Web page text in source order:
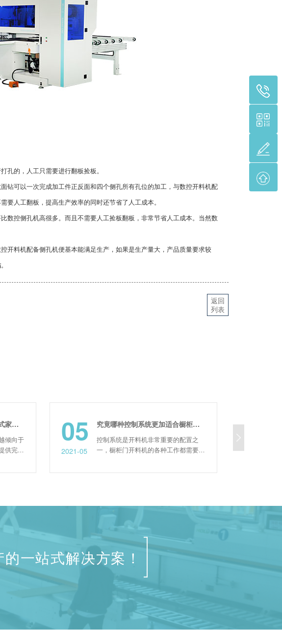
的，人工只需要进行翻板捡板。
可以一次完成加工件正反面和四个侧孔所有孔位的加工，与数控开料机配
要人工翻板，提高生产效率的同时还节省了人工成本。
控侧孔机高很多。而且不需要人工捡板翻板，非常节省人工成本。当然数
料机配备侧孔机便基本能满足生产，如果是生产量大，产品质量要求较
。
返回
列表
05
2021-05
究竟哪种控制系统更加适合橱柜门开料机？
控制系统是开料机非常重要的配置之
一，橱柜门开料机的各种工作都需要由
脑”。平时在选购开料机时一些客户会
19
2021-05
一站式解决方案！